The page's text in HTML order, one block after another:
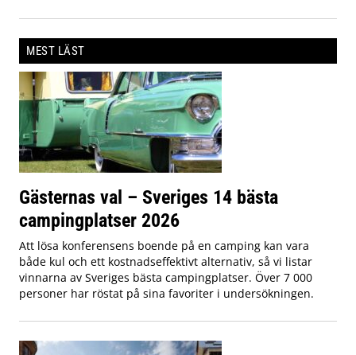
MEST LÄST
Gästernas val – Sveriges 14 bästa
campingplatser 2026
Att lösa konferensens boende på en camping kan vara
både kul och ett kostnadseffektivt alternativ, så vi listar
vinnarna av Sveriges bästa campingplatser. Över 7 000
personer har röstat på sina favoriter i undersökningen.